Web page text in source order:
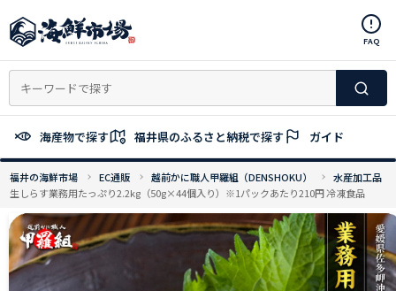
ン
ン
へ
ッ
プ
FAQ
海産物で探す 福井県のふるさと納税で探す ガイド
福井の海鮮市場 EC通販 越前かに職人甲羅組（DENSHOKU）
水産加工品
生しらす業務用たっぷり2.2kg（50g×44個入り）※1パックあたり210円 冷凍食品